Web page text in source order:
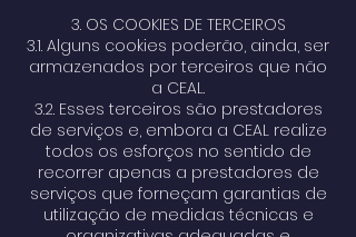
3. OS COOKIES DE TERCEIROS
3.1. Alguns cookies poderão, ainda, ser
armazenados por terceiros que não
a CEAL.
3.2. Esses terceiros são prestadores
de serviços e, embora a CEAL realize
todos os esforços no sentido de
recorrer apenas a prestadores de
serviços que forneçam garantias de
utilização de medidas técnicas e